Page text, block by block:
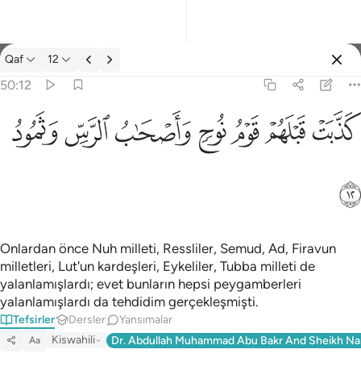
Tefsir: Qaf 50:12
Qaf 12
50:12
كذبت قبلهم قوم نوح واصحاب الرس وثمود ١٢
كَذَّبَتْ قَبْلَهُمْ قَوْمُ نُوحٍۢ وَأَصْحَـٰبُ ٱلرَّسِّ وَثَمُودُ ١٢
ﲫﲬﲭﲮﲯﲰﲱ
ﲲ
Onlardan önce Nuh milleti, Ressliler, Semud, Ad, Firavun
milletleri, Lut'un kardeşleri, Eykeliler, Tubba milleti de
yalanlamışlardı; evet bunların hepsi peygamberleri
yalanlamışlardı da tehdidim gerçekleşmişti.
Tefsirler Dersler Yansımalar
Aa Kiswahili Dr. Abdullah Muhammad Abu Bakr And Sheikh